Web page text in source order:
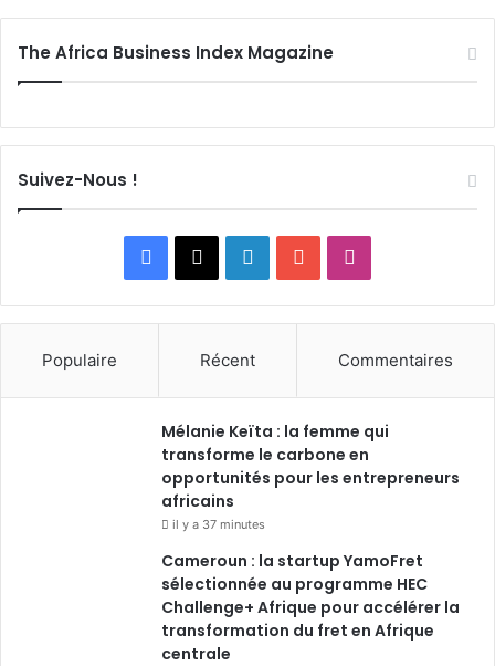
The Africa Business Index Magazine
Suivez-Nous !
a
b
o
o
k
i
e
d
i
n
o
u
b
n
a
g
a
m
Populaire Récent Commentaires
Mélanie Keïta : la femme qui
transforme le carbone en
opportunités pour les entrepreneurs
africains
il y a 37 minutes
Cameroun : la startup YamoFret
sélectionnée au programme HEC
Challenge+ Afrique pour accélérer la
transformation du fret en Afrique
centrale